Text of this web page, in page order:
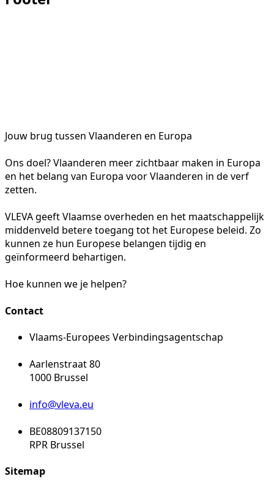
Jouw brug tussen Vlaanderen en Europa
Ons doel? Vlaanderen meer zichtbaar maken in Europa
en het belang van Europa voor Vlaanderen in de verf
zetten.
VLEVA geeft Vlaamse overheden en het maatschappelijk
middenveld betere toegang tot het Europese beleid. Zo
kunnen ze hun Europese belangen tijdig en
geïnformeerd behartigen.
Hoe kunnen we je helpen?
Contact
Vlaams-Europees Verbindingsagentschap
Aarlenstraat 80
1000 Brussel
info@vleva.eu
BE08809137150
RPR Brussel
Sitemap